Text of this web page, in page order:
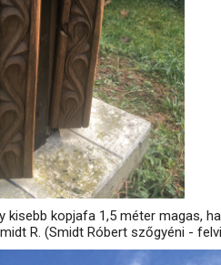
kisebb kopjafa 1,5 méter magas,
R. (Smidt Róbert szőgyéni -